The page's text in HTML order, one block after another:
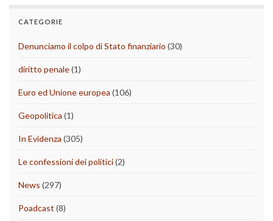
CATEGORIE
Denunciamo il colpo di Stato finanziario (30)
diritto penale(1)
Euro ed Unione europea (106)
Geopolitica (1)
In Evidenza (305)
Le confessioni dei politici(2)
News (297)
Poadcast (8)